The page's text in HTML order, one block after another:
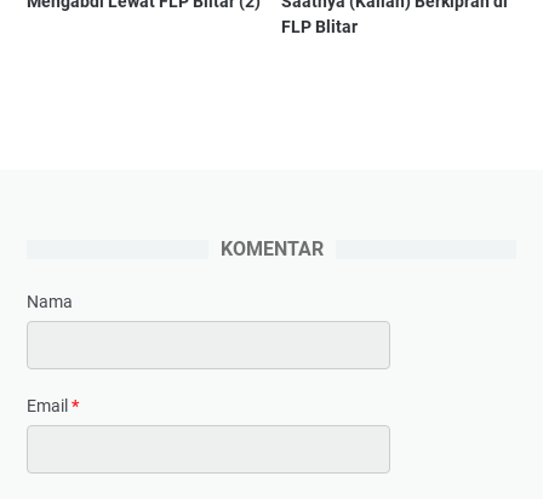
FLP Blitar
KOMENTAR
Nama
Email *